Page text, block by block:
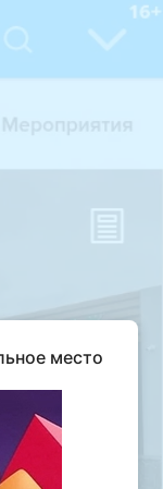
место